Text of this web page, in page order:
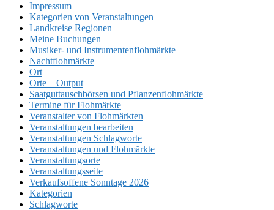
Impressum
Kategorien von Veranstaltungen
Landkreise Regionen
Meine Buchungen
Musiker- und Instrumentenflohmärkte
Nachtflohmärkte
Ort
Orte – Output
Saatguttauschbörsen und Pflanzenflohmärkte
Termine für Flohmärkte
Veranstalter von Flohmärkten
Veranstaltungen bearbeiten
Veranstaltungen Schlagworte
Veranstaltungen und Flohmärkte
Veranstaltungsorte
Veranstaltungsseite
Verkaufsoffene Sonntage 2026
Kategorien
Schlagworte